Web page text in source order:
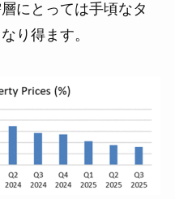
にとっては手頃なタ
り得ます。